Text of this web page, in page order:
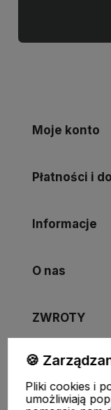
Moje konto
Płatności i
Informacje
O nas
ZWROTY
FUJIMAE| Tel:
sklep@fujimae.pl|
🍪
Pliki cookies i
umożliwiają